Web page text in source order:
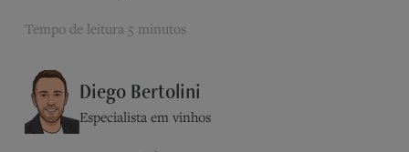
Tempo de leitura 5 minutos
Diego Bertolini
Especialista em vinhos